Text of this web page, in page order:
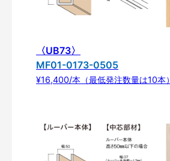
〈UB73〉
MF01-0173-0505
¥16,400/本（最低発注数量は10本）